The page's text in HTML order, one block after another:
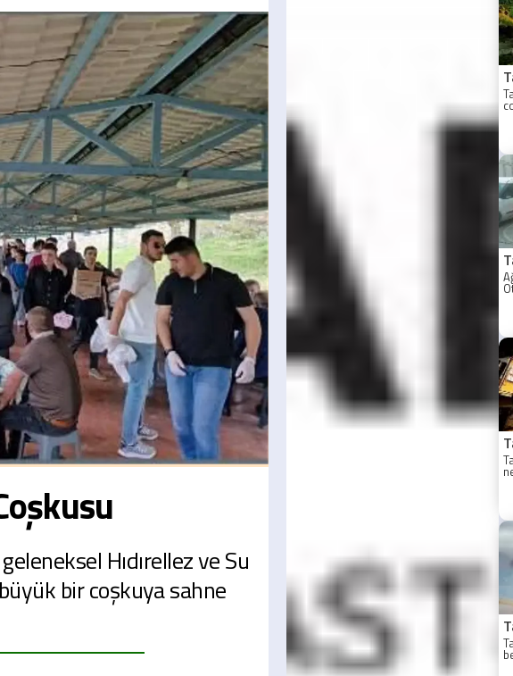
Hıdırellez ve Su
bir coşkuya sahne